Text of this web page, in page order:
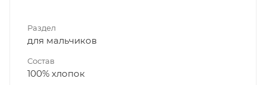
Раздел
для мальчиков
Состав
100% хлопок